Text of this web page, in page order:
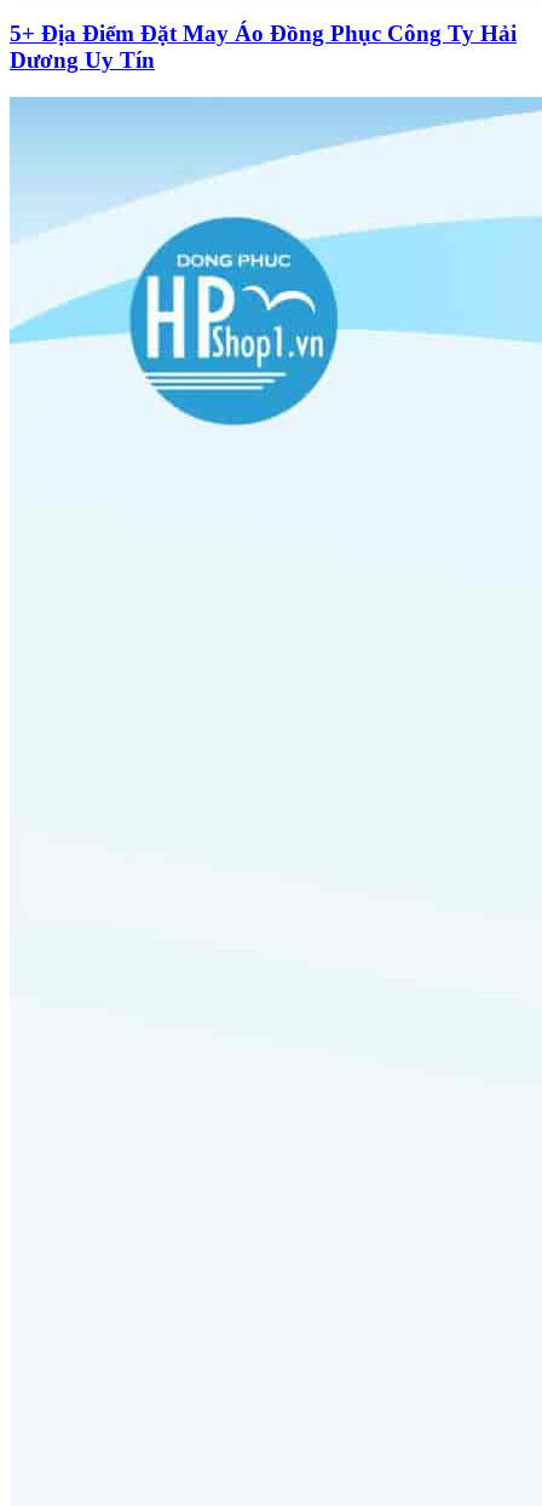
5+ Địa Điểm Đặt May Áo Đồng Phục Công Ty Hải
Dương Uy Tín